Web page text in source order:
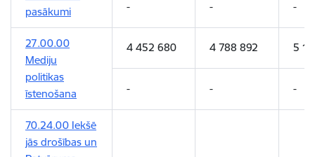
pasākumi
- - -
27.00.00
Mediju
politikas
īstenošana
4 452 680 4 788 892 5
- - -
70.24.00 Iekšē
jās drošības un